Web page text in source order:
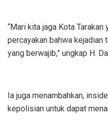
“Mari kita jaga Kota
percayakan bahwa
yang berwajib,” ungkap H.
Ia juga menambahkan,
kepolisian untuk dapat